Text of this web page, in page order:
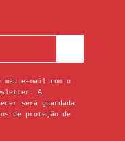
meu e-mail com o
A
será guardada
de proteção de